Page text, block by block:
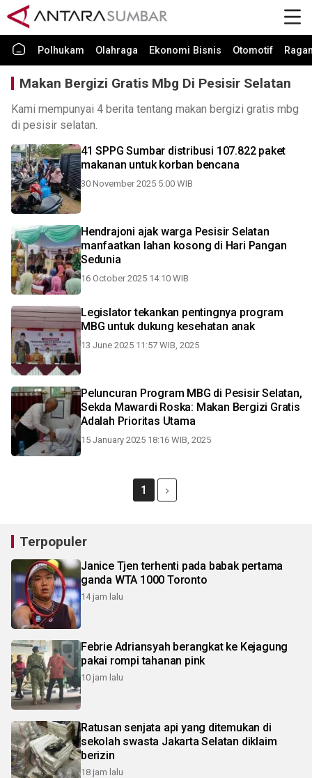
Polhukam Olahraga Ekonomi Bisnis Otomotif
Makan Bergizi Gratis Mbg Di Pesisir Selatan
Kami mempunyai 4 berita tentang makan bergizi gratis mbg
di pesisir selatan.
41 SPPG Sumbar distribusi 107.822 paket
makanan untuk korban bencana
30 November 2025 5:00 WIB
Hendrajoni ajak warga Pesisir Selatan
manfaatkan lahan kosong di Hari Pangan
Sedunia
16 October 2025 14:10 WIB
Legislator tekankan pentingnya program
MBG untuk dukung kesehatan anak
13 June 2025 11:57 WIB, 2025
Peluncuran Program MBG di Pesisir Selatan,
Sekda Mawardi Roska: Makan Bergizi Gratis
Adalah Prioritas Utama
15 January 2025 18:16 WIB, 2025
1
Terpopuler
Janice Tjen terhenti pada babak pertama
ganda WTA 1000 Toronto
14 jam lalu
Febrie Adriansyah berangkat ke Kejagung
pakai rompi tahanan pink
10 jam lalu
Ratusan senjata api yang ditemukan di
sekolah swasta Jakarta Selatan diklaim
berizin
18 jam lalu